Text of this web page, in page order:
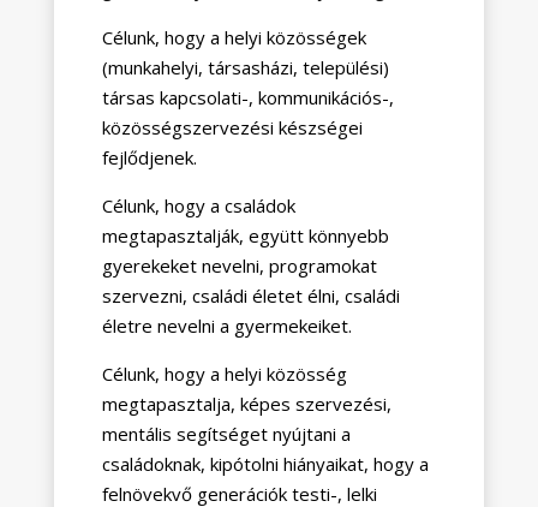
Célunk, hogy a helyi közösségek
(munkahelyi, társasházi, települési)
társas kapcsolati-, kommunikációs-,
közösségszervezési készségei
fejlődjenek.
Célunk, hogy a családok
megtapasztalják, együtt könnyebb
gyerekeket nevelni, programokat
szervezni, családi életet élni, családi
életre nevelni a gyermekeiket.
Célunk, hogy a helyi közösség
megtapasztalja, képes szervezési,
mentális segítséget nyújtani a
családoknak, kipótolni hiányaikat, hogy a
felnövekvő generációk testi-, lelki